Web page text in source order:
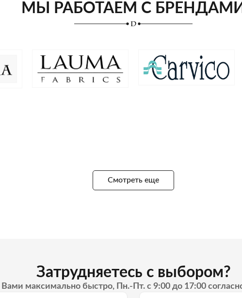
МЫ РАБОТАЕМ С
Смотреть еще
Затрудняетесь с выбором?
максимально быстро, Пн.-Пт. с 9:00 до 17:00